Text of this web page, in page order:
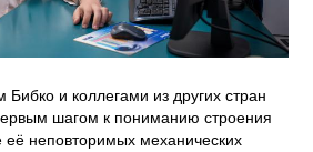
и коллегами из других стран
шагом к пониманию строения
её неповторимых механических